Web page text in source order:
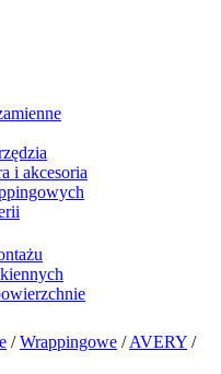
i akcesoria
/ Wrappingowe / AVERY /